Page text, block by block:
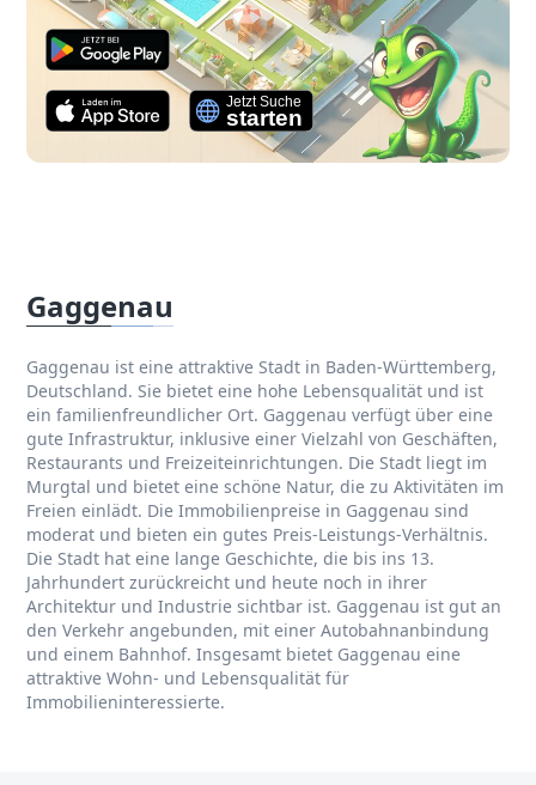
Gaggenau
Gaggenau ist eine attraktive Stadt in Baden-Württemberg,
Deutschland. Sie bietet eine hohe Lebensqualität und ist
ein familienfreundlicher Ort. Gaggenau verfügt über eine
gute Infrastruktur, inklusive einer Vielzahl von Geschäften,
Restaurants und Freizeiteinrichtungen. Die Stadt liegt im
Murgtal und bietet eine schöne Natur, die zu Aktivitäten im
Freien einlädt. Die Immobilienpreise in Gaggenau sind
moderat und bieten ein gutes Preis-Leistungs-Verhältnis.
Die Stadt hat eine lange Geschichte, die bis ins 13.
Jahrhundert zurückreicht und heute noch in ihrer
Architektur und Industrie sichtbar ist. Gaggenau ist gut an
den Verkehr angebunden, mit einer Autobahnanbindung
und einem Bahnhof. Insgesamt bietet Gaggenau eine
attraktive Wohn- und Lebensqualität für
Immobilieninteressierte.